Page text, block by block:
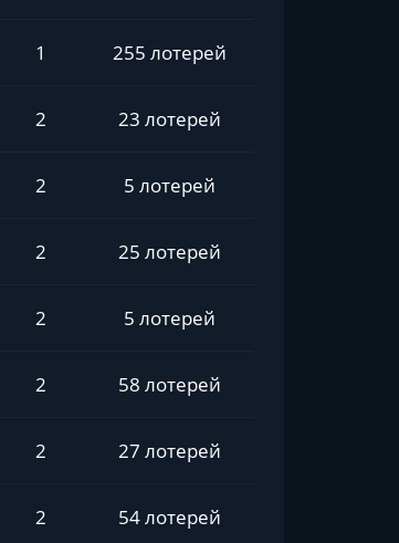
1 255 лотерей
2 23 лотерей
2 5 лотерей
2 25 лотерей
2 5 лотерей
2 58 лотерей
2 27 лотерей
2 54 лотерей